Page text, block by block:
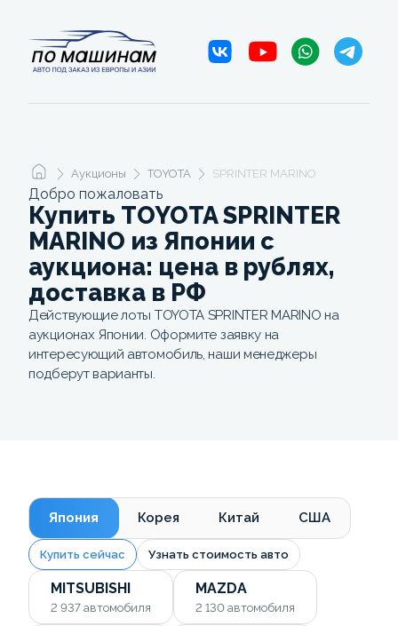
Аукционы TOYOTA SPRINTER MARINO
Добро пожаловать
Купить TOYOTA SPRINTER
MARINO из Японии с
аукциона: цена в рублях,
доставка в РФ
Действующие лоты TOYOTA SPRINTER MARINO на
аукционах Японии. Оформите заявку на
интересующий автомобиль, наши менеджеры
подберут варианты.
Япония Корея Китай США
Купить сейчас Узнать стоимость авто
MITSUBISHI
2 937 автомобиля
MAZDA
2 130 автомобиля